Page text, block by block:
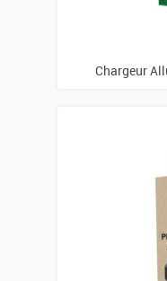
Chargeur